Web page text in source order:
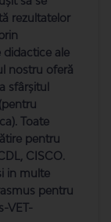
rezultatelor
didactice ale
nostru oferă
sfârşitul
Toate
pentru
CISCO.
in multe
pentru
VET-